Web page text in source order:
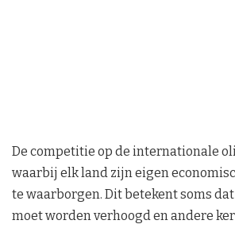
De competitie op de internationale
waarbij elk land zijn eigen
te waarborgen. Dit betekent soms
moet worden verhoogd en andere